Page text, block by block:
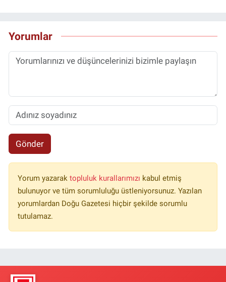
Yorumlar
Gönder
Yorum yazarak topluluk kurallarımızı kabul etmiş
bulunuyor ve tüm sorumluluğu üstleniyorsunuz. Yazılan
yorumlardan Doğu Gazetesi hiçbir şekilde sorumlu
tutulamaz.